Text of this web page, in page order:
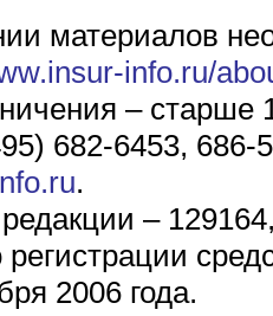
материалов
info.ru/
– старше
682-6453, 686-
.
–
регистрации
2006 года.